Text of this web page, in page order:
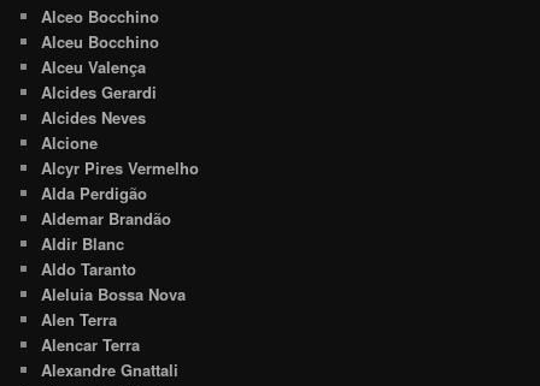
Alceo Bocchino
Alceu Bocchino
Alceu Valença
Alcides Gerardi
Alcides Neves
Alcione
Alcyr Pires Vermelho
Alda Perdigão
Aldemar Brandão
Aldir Blanc
Aldo Taranto
Aleluia Bossa Nova
Alen Terra
Alencar Terra
Alexandre Gnattali